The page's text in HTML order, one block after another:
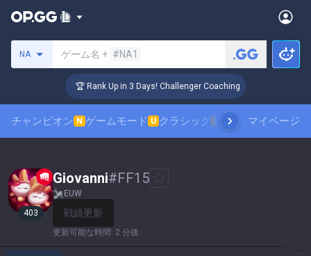
NA ゲーム名 + #NA1
🏆 Rank Up in 3 Days! Challenger Coaching
チャンピオン N ゲームモード U クラシック N スキンランキング
マイページ
403
Giovanni#FF15
EUW
戦績更新
更新可能な時間 : 2 分後